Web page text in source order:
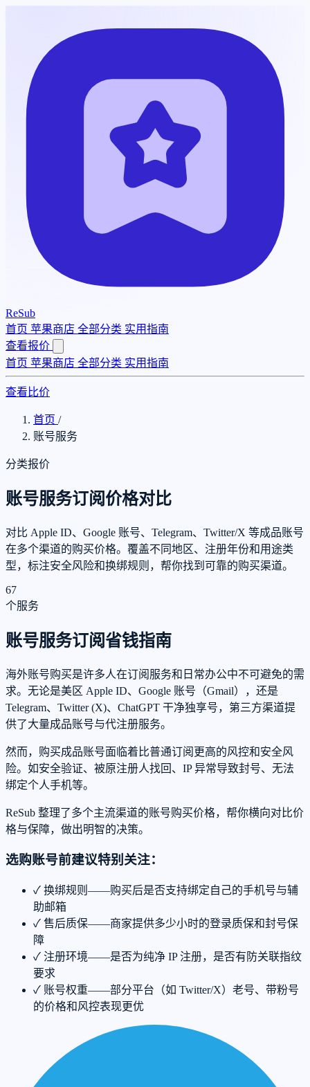
ReSub
首页 苹果商店 全部分类 实用指南
查看报价
首页 苹果商店 全部分类 实用指南
查看比价
首页 /
账号服务
分类报价
账号服务订阅价格对比
对比 Apple ID、Google 账号、Telegram、Twitter/X 等成品账号
在多个渠道的购买价格。覆盖不同地区、注册年份和用途类
型，标注安全风险和换绑规则，帮你找到可靠的购买渠道。
67
个服务
账号服务订阅省钱指南
海外账号购买是许多人在订阅服务和日常办公中不可避免的需
求。无论是美区 Apple ID、Google 账号（Gmail），还是
Telegram、Twitter (X)、ChatGPT 干净独享号，第三方渠道提
供了大量成品账号与代注册服务。
然而，购买成品账号面临着比普通订阅更高的风控和安全风
险。如安全验证、被原注册人找回、IP 异常导致封号、无法
绑定个人手机等。
ReSub 整理了多个主流渠道的账号购买价格，帮你横向对比价
格与保障，做出明智的决策。
选购账号前建议特别关注：
✓ 换绑规则——购买后是否支持绑定自己的手机号与辅
助邮箱
✓ 售后质保——商家提供多少小时的登录质保和封号保
障
✓ 注册环境——是否为纯净 IP 注册，是否有防关联指纹
要求
✓ 账号权重——部分平台（如 Twitter/X）老号、带粉号
的价格和风控表现更优